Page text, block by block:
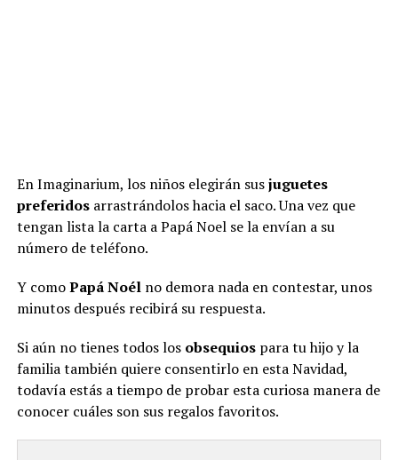
En Imaginarium, los niños elegirán susjuguetes
preferidosarrastrándolos hacia el saco. Una vez que
tengan lista la carta a Papá Noel se la envían a su
número de teléfono.
Y comoPapá Noélno demora nada en contestar, unos
minutos después recibirá su respuesta.
Si aún no tienes todos losobsequiospara tu hijo y la
familia también quiere consentirlo en esta Navidad,
todavía estás a tiempo de probar esta curiosa manera de
conocer cuáles son sus regalos favoritos.